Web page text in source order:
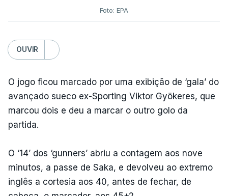
Foto: EPA
OUVIR
O jogo ficou marcado por uma exibição de ‘gala’ do
avançado sueco ex-Sporting Viktor Gyökeres, que
marcou dois e deu a marcar o outro golo da
partida.
O ‘14’ dos ‘gunners’ abriu a contagem aos nove
minutos, a passe de Saka, e devolveu ao extremo
inglês a cortesia aos 40, antes de fechar, de